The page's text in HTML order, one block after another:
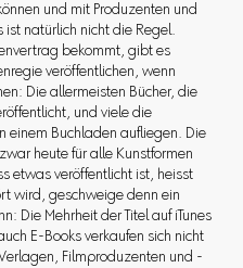
und mit Produzenten und
natürlich nicht die Regel.
bekommt, gibt es
veröffentlichen, wenn
Die allermeisten Bücher, die
und viele die
einem Buchladen aufliegen. Die
heute für alle Kunstformen
etwas veröffentlicht ist, heisst
wird, geschweige denn ein
Die Mehrheit der Titel auf iTunes
E-Books verkaufen sich nicht
Filmproduzenten und -